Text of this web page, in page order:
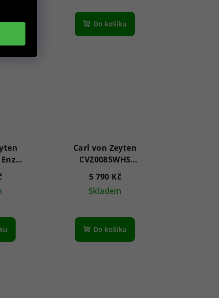
Do košíku
5ATM
Carl von Zeyten
CVZ0085WHS
Schauinsland Automatic
Limited 46mm 5ATM
5 790 Kč
Skladem
Do košíku